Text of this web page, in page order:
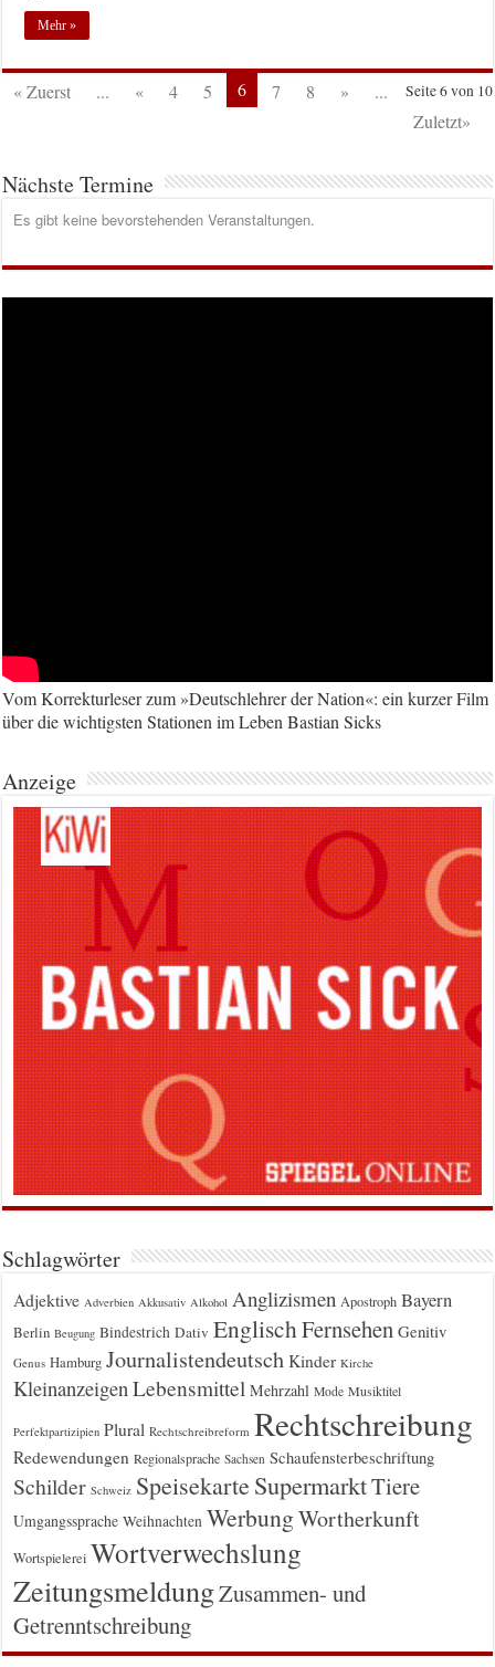
Mehr »
Seite 6 von 10
« Zuerst ... « 4 5 6 7 8 »
...
Zuletzt»
Nächste Termine
Es gibt keine bevorstehenden Veranstaltungen.
Vom Korrekturleser zum »Deutschlehrer der Nation«: ein kurzer Film
über die wichtigsten Stationen im Leben Bastian Sicks
Anzeige
Schlagwörter
Adjektive Adverbien Akkusativ Alkohol Anglizismen Apostroph Bayern
Berlin Beugung Bindestrich Dativ EnglischFernsehen Genitiv
Genus Hamburg Journalistendeutsch Kinder Kirche
Kleinanzeigen Lebensmittel Mehrzahl Mode Musiktitel
Perfektpartizipien Plural Rechtschreibreform Rechtschreibung
Redewendungen Regionalsprache Sachsen Schaufensterbeschriftung
Schilder Schweiz Speisekarte SupermarktTiere
Umgangssprache Weihnachten WerbungWortherkunft
Wortspielerei Wortverwechslung
ZeitungsmeldungZusammen- und
Getrenntschreibung